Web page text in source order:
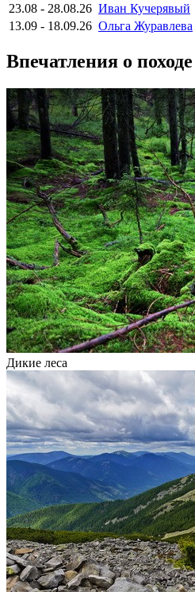
23.08 - 28.08.26 Иван Кучерявый
13.09 - 18.09.26 Ольга Журавлева
Впечатления о походе
Дикие леса